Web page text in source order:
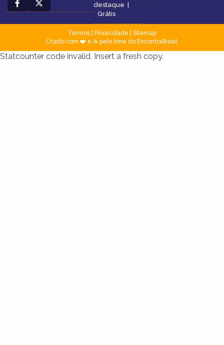
destaque
Grátis
Termos| Privacidade
Sitemap
Criado com ❤️ e ☕ pelo time do EncontraBrasil
Statcounter code invalid. Insert a fresh copy.